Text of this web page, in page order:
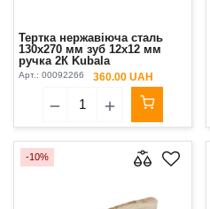
Тертка нержавіюча сталь
130х270 мм зуб 12х12 мм
ручка 2К Kubala
Арт.: 00092266 360.00 UAH
-10%